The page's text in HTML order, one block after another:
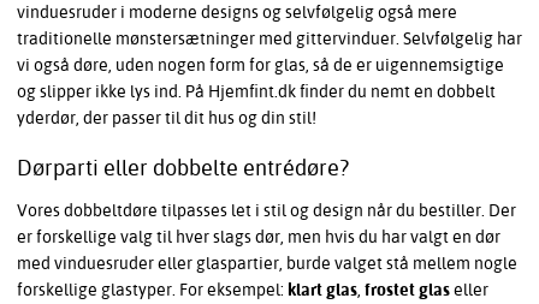
vinduesruder i moderne designs og selvfølgelig også mere
traditionelle mønstersætninger med gittervinduer. Selvfølgelig har
vi også døre, uden nogen form for glas, så de er uigennemsigtige
og slipper ikke lys ind. På Hjemfint.dk finder du nemt en dobbelt
yderdør, der passer til dit hus og din stil!
Dørparti eller dobbelte entrédøre?
Vores dobbeltdøre tilpasses let i stil og design når du bestiller. Der
er forskellige valg til hver slags dør, men hvis du har valgt en dør
med vinduesruder eller glaspartier, burde valget stå mellem nogle
forskellige glastyper. For eksempel: klart glas, frostet glaseller